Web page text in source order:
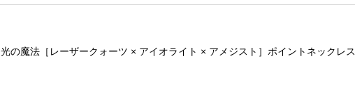
光の魔法［レーザークォーツ × アイオライト × アメジスト］ポイントネックレス